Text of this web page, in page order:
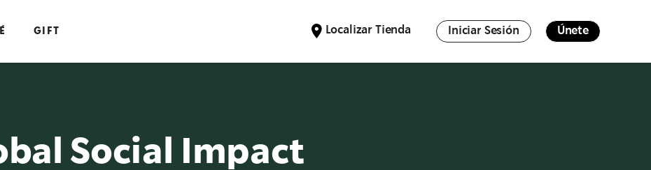
GIFT Localizar Tienda Iniciar Sesión Únete
Social Impact